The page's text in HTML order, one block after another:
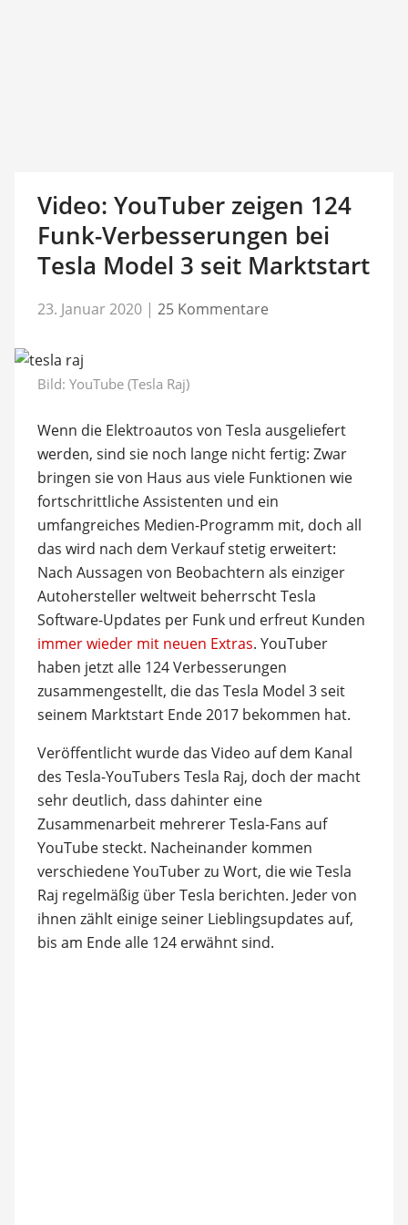
Video: YouTuber zeigen 124
Funk-Verbesserungen bei
Tesla Model 3 seit Marktstart
23. Januar 2020 | 25 Kommentare
Bild: YouTube (Tesla Raj)
Wenn die Elektroautos von Tesla ausgeliefert
werden, sind sie noch lange nicht fertig: Zwar
bringen sie von Haus aus viele Funktionen wie
fortschrittliche Assistenten und ein
umfangreiches Medien-Programm mit, doch all
das wird nach dem Verkauf stetig erweitert:
Nach Aussagen von Beobachtern als einziger
Autohersteller weltweit beherrscht Tesla
Software-Updates per Funk und erfreut Kunden
immer wieder mit neuen Extras. YouTuber
haben jetzt alle 124 Verbesserungen
zusammengestellt, die das Tesla Model 3 seit
seinem Marktstart Ende 2017 bekommen hat.
Veröffentlicht wurde das Video auf dem Kanal
des Tesla-YouTubers Tesla Raj, doch der macht
sehr deutlich, dass dahinter eine
Zusammenarbeit mehrerer Tesla-Fans auf
YouTube steckt. Nacheinander kommen
verschiedene YouTuber zu Wort, die wie Tesla
Raj regelmäßig über Tesla berichten. Jeder von
ihnen zählt einige seiner Lieblingsupdates auf,
bis am Ende alle 124 erwähnt sind.